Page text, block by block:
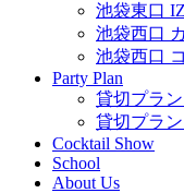
池袋東口
池袋西口
池袋西口
Party Plan
貸切プラ
貸切プラ
Cocktail Show
School
About Us